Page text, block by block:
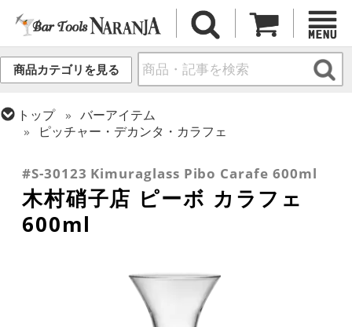
商品カテゴリを見る
トップ
バーアイテム
ピッチャー・デカンタ・カラフェ
#S-30123 Kimuraglass Pibo Carafe 600ml
木村硝子店 ピーボ カラフェ
600ml